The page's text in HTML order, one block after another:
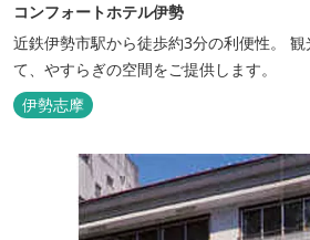
コンフォートホテル伊勢
近鉄伊勢市駅から徒歩約3分の利便性。
て、やすらぎの空間をご提供します。
伊勢志摩